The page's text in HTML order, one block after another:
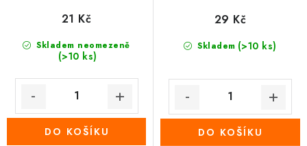
Skladem neomezeně
(>10 ks)
21 Kč
DO KOŠÍKU
Skladem (>10 ks)
29 Kč
DO KOŠÍKU